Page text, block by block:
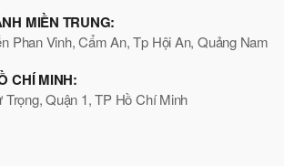
MIỀN TRUNG:
Phan Vinh, Cẩm An, Tp Hội An, Quảng Nam
CHÍ MINH:
Trọng, Quận 1, TP Hồ Chí Minh